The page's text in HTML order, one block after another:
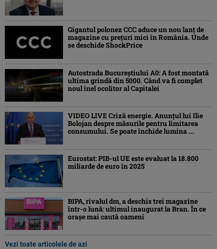
Gigantul polonez CCC aduce un nou lanț de
magazine cu prețuri mici în România. Unde
se deschide ShockPrice
Autostrada Bucureștiului A0: A fost montată
ultima grindă din 5000. Când va fi complet
noul inel ocolitor al Capitalei
VIDEO LIVE Criză energie. Anunțul lui Ilie
Bolojan despre măsurile pentru limitarea
consumului. Se poate închide lumina ...
Eurostat: PIB-ul UE este evaluat la 18.800
miliarde de euro în 2025
BIPA, rivalul dm, a deschis trei magazine
într-o lună: ultimul inaugurat la Bran. În ce
orașe mai caută oameni
Vezi toate articolele de azi